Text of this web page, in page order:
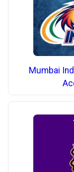
Mumbai